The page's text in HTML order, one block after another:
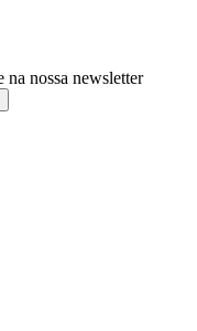
na nossa newsletter